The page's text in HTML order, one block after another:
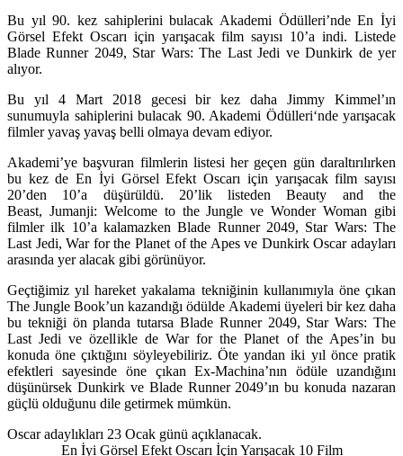
Bu yıl 90. kez sahiplerini bulacak Akademi Ödülleri’nde En İyi
Görsel Efekt Oscarı için yarışacak film sayısı 10’a indi. Listede
Blade Runner 2049, Star Wars: The Last Jedi ve Dunkirk de yer
alıyor.
Bu yıl 4 Mart 2018 gecesi bir kez daha Jimmy Kimmel’ın
sunumuyla sahiplerini bulacak 90. Akademi Ödülleri‘nde yarışacak
filmler yavaş yavaş belli olmaya devam ediyor.
Akademi’ye başvuran filmlerin listesi her geçen gün daraltırılırken
bu kez de En İyi Görsel Efekt Oscarı için yarışacak film sayısı
20’den 10’a düşürüldü. 20’lik listeden Beauty and the
Beast, Jumanji: Welcome to the Jungle ve Wonder Woman gibi
filmler ilk 10’a kalamazkenBlade Runner 2049, Star Wars: The
Last Jedi, War for the Planet of the Apesve DunkirkOscar adayları
arasında yer alacak gibi görünüyor.
Geçtiğimiz yıl hareket yakalama tekniğinin kullanımıyla öne çıkan
The Jungle Book’un kazandığı ödülde Akademi üyeleri bir kez daha
bu tekniği ön planda tutarsa Blade Runner 2049, Star Wars: The
Last Jedi ve özellikle de War for the Planet of the Apes’in bu
konuda öne çıktığını söyleyebiliriz. Öte yandan iki yıl önce pratik
efektleri sayesinde öne çıkan Ex-Machina’nın ödüle uzandığını
düşünürsek Dunkirk ve Blade Runner 2049’ın bu konuda nazaran
güçlü olduğunu dile getirmek mümkün.
Oscar adaylıkları 23 Ocak günü açıklanacak.
En İyi Görsel Efekt Oscarı İçin Yarışacak 10 Film